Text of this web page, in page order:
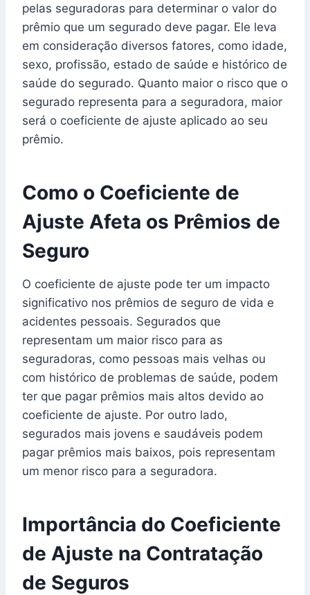
pelas seguradoras para determinar o valor do
prêmio que um segurado deve pagar. Ele leva
em consideração diversos fatores, como idade,
sexo, profissão, estado de saúde e histórico de
saúde do segurado. Quanto maior o risco que o
segurado representa para a seguradora, maior
será o coeficiente de ajuste aplicado ao seu
prêmio.
Como o Coeficiente de
Ajuste Afeta os Prêmios de
Seguro
O coeficiente de ajuste pode ter um impacto
significativo nos prêmios de seguro de vida e
acidentes pessoais. Segurados que
representam um maior risco para as
seguradoras, como pessoas mais velhas ou
com histórico de problemas de saúde, podem
ter que pagar prêmios mais altos devido ao
coeficiente de ajuste. Por outro lado,
segurados mais jovens e saudáveis podem
pagar prêmios mais baixos, pois representam
um menor risco para a seguradora.
Importância do Coeficiente
de Ajuste na Contratação
de Seguros